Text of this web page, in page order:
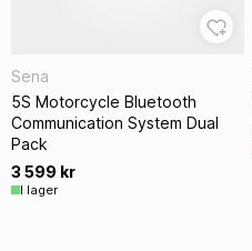
Sena
5S Motorcycle Bluetooth
Communication System Dual
Pack
3 599 kr
I lager